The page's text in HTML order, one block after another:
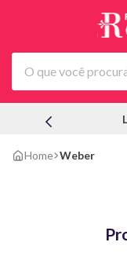
O que você procura?
Weber